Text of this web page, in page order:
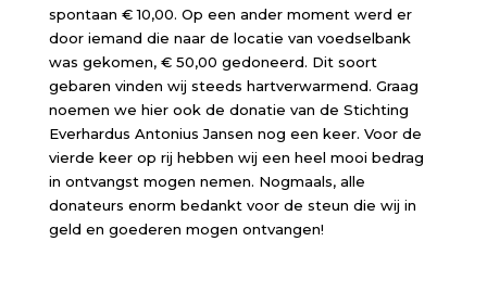
spontaan € 10,00. Op een ander moment werd er
door iemand die naar de locatie van voedselbank
was gekomen, € 50,00 gedoneerd. Dit soort
gebaren vinden wij steeds hartverwarmend. Graag
noemen we hier ook de donatie van de Stichting
Everhardus Antonius Jansen nog een keer. Voor de
vierde keer op rij hebben wij een heel mooi bedrag
in ontvangst mogen nemen. Nogmaals, alle
donateurs enorm bedankt voor de steun die wij in
geld en goederen mogen ontvangen!